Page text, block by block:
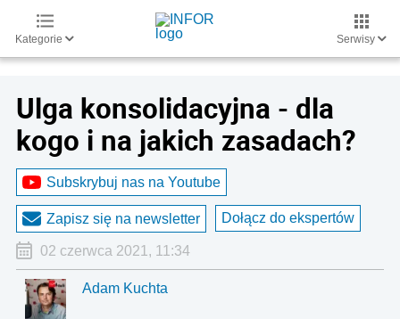
Kategorie Serwisy
Ulga konsolidacyjna - dla
kogo i na jakich zasadach?
Subskrybuj nas na Youtube
Zapisz się na newsletter Dołącz do ekspertów
02 czerwca 2021, 11:34
Adam Kuchta